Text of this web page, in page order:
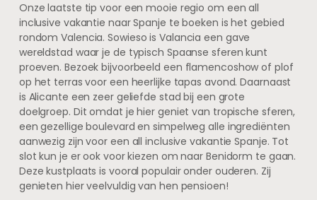
Onze laatste tip voor een mooie regio om een all
inclusive vakantie naar Spanje te boeken is het gebied
rondom Valencia. Sowieso is Valancia een gave
wereldstad waar je de typisch Spaanse sferen kunt
proeven. Bezoek bijvoorbeeld een flamencoshow of plof
op het terras voor een heerlijke tapas avond. Daarnaast
is Alicante een zeer geliefde stad bij een grote
doelgroep. Dit omdat je hier geniet van tropische sferen,
een gezellige boulevard en simpelweg alle ingrediënten
aanwezig zijn voor een all inclusive vakantie Spanje. Tot
slot kun je er ook voor kiezen om naar Benidorm te gaan.
Deze kustplaats is vooral populair onder ouderen. Zij
genieten hier veelvuldig van hen pensioen!